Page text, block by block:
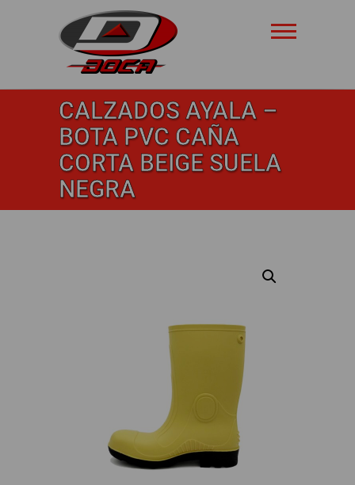
Doca
Safety
CALZADOS AYALA –
BOTA PVC CAÑA
CORTA BEIGE SUELA
NEGRA